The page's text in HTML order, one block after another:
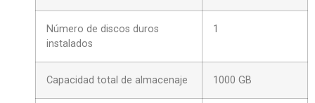
Número de discos duros
instalados
1
Capacidad total de almacenaje 1000 GB